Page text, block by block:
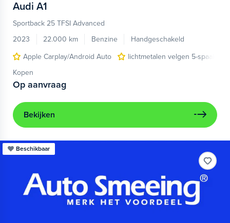
Audi A1
Sportback 25 TFSI Advanced
2023
22.000 km Benzine
Handgeschakeld
Apple Carplay/Android Auto
lichtmetalen velgen 5-spaaks
Kopen
Op aanvraag
Bekijken
Beschikbaar